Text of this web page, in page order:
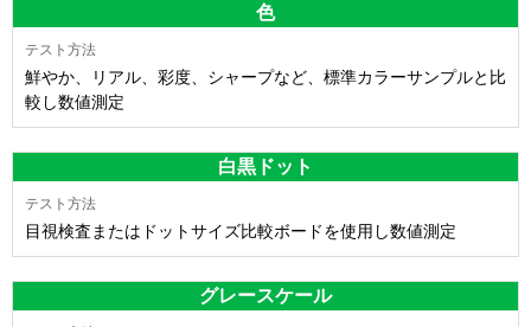
色
鮮やか、リアル、彩度、シャープなど、標準カラーサンプルと比
較し数値測定
白黒ドット
目視検査またはドットサイズ比較ボードを使用し数値測定
グレースケール